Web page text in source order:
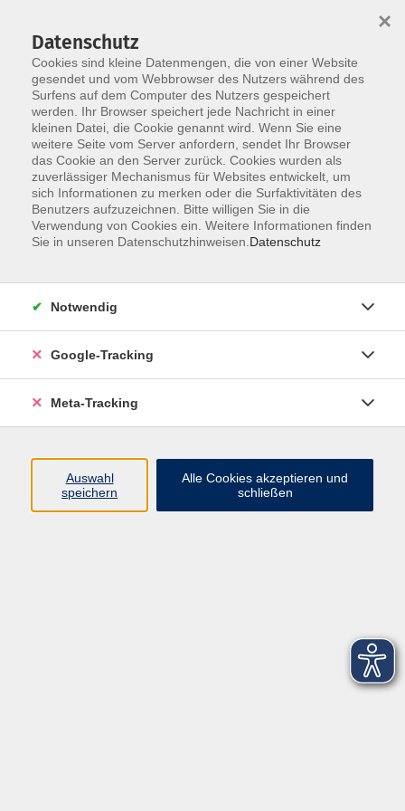
Skip to main content
Der Kurs konnte nicht gefunden werden.
Über uns
Datenschutz
Cookies sind kleine Datenmengen, die von einer Website
gesendet und vom Webbrowser des Nutzers während des
Surfens auf dem Computer des Nutzers gespeichert
werden. Ihr Browser speichert jede Nachricht in einer
kleinen Datei, die Cookie genannt wird. Wenn Sie eine
weitere Seite vom Server anfordern, sendet Ihr Browser
das Cookie an den Server zurück. Cookies wurden als
zuverlässiger Mechanismus für Websites entwickelt, um
sich Informationen zu merken oder die Surfaktivitäten des
Benutzers aufzuzeichnen. Bitte willigen Sie in die
Verwendung von Cookies ein. Weitere Informationen finden
Sie in unseren Datenschutzhinweisen. Datenschutz
×
Notwendig
Google-Tracking
Meta-Tracking
Auswahl
speichern
Alle Cookies akzeptieren und
schließen